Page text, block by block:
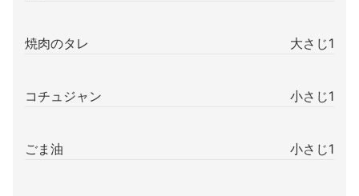
焼肉のタレ 大さじ1
コチュジャン 小さじ1
ごま油 小さじ1